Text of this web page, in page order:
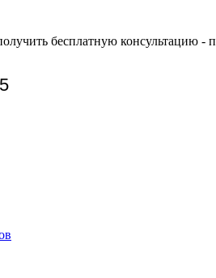
бесплатную консультацию -